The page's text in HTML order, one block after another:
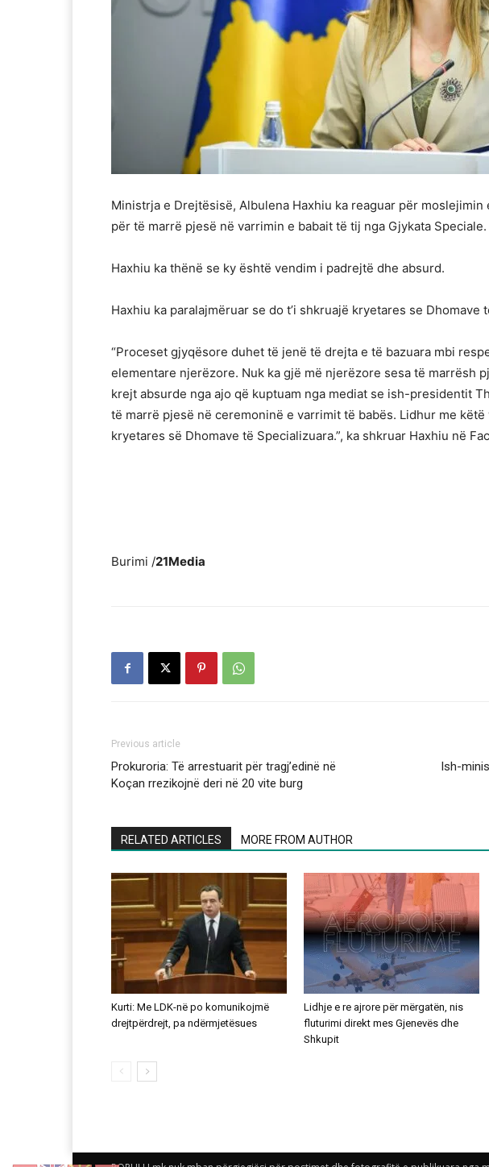
Ministrja e Drejtësisë, Albulena Haxhiu ka reaguar për
për të marrë pjesë në varrimin e babait të tij nga Gjykata Speciale.
Haxhiu ka thënë se ky është vendim i padrejtë dhe absurd.
Haxhiu ka paralajmëruar se do t’i shkruajë kryetares se Dhomave
“Proceset gjyqësore duhet të jenë të drejta e të bazuara mbi
elementare njerëzore. Nuk ka gjë më njerëzore sesa të marrësh
krejt absurde nga ajo që kuptuam nga mediat se ish-presidentit
të marrë pjesë në ceremoninë e varrimit të babës. Lidhur me këtë
kryetares së Dhomave të Specializuara.”, ka shkruar Haxhiu në
Burimi /21Media
Previous article
Prokuroria: Të arrestuarit për tragj’edinë në
Koçan rrezikojnë deri në 20 vite burg
Ish-
RELATED ARTICLES MORE FROM AUTHOR
Kurti: Me LDK-në po komunikojmë
drejtpërdrejt, pa ndërmjetësues
Lidhje e re ajrore për mërgatën, nis
fluturimi direkt mes Gjenevës dhe
Shkupit